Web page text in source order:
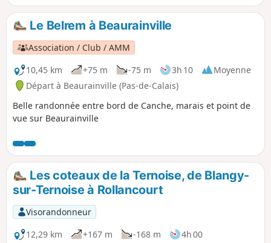
Le Belrem à Beaurainville
Association / Club / AMM
10,45 km
+75 m -75 m 3h 10
Moyenne
Départ à Beaurainville (Pas-de-Calais)
Belle randonnée entre bord de Canche, marais et point de
vue sur Beaurainville
Les coteaux de la Ternoise, de Blangy-
sur-Ternoise à Rollancourt
Visorandonneur
12,29 km
+167 m -168 m
4h 00